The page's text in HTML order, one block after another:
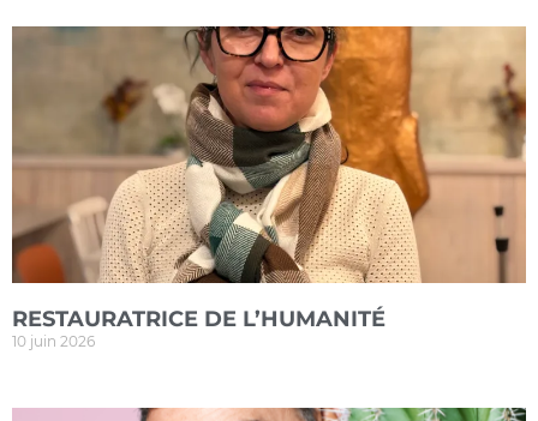
RESTAURATRICE DE L’HUMANITÉ
10 juin 2026